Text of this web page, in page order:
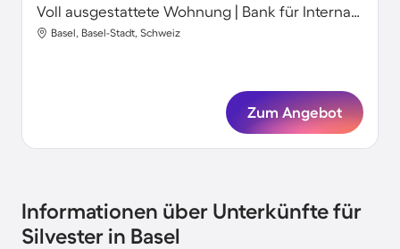
Voll ausgestattete Wohnung | Bank für Internationalen Zahlungsausgleich-Nähe
Basel, Basel-Stadt, Schweiz
Zum Angebot
Informationen über Unterkünfte für
Silvester in Basel